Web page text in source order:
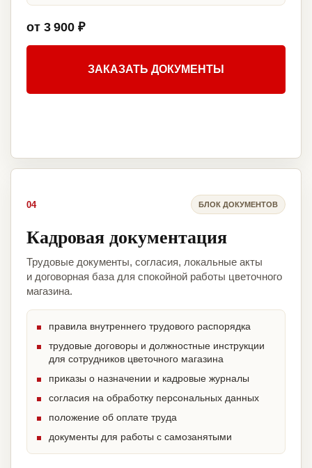
от 3 900 ₽
ЗАКАЗАТЬ ДОКУМЕНТЫ
04 БЛОК ДОКУМЕНТОВ
Кадровая документация
Трудовые документы, согласия, локальные акты
и договорная база для спокойной работы цветочного
магазина.
правила внутреннего трудового распорядка
трудовые договоры и должностные инструкции
для сотрудников цветочного магазина
приказы о назначении и кадровые журналы
согласия на обработку персональных данных
положение об оплате труда
документы для работы с самозанятыми